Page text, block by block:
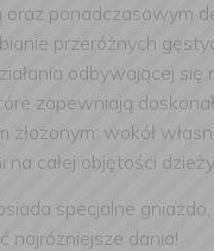
ponadczasowym
przeróżnych
odbywającej
zapewniają
wokół
całej objętości
specjalne
najróżniejsze dania!